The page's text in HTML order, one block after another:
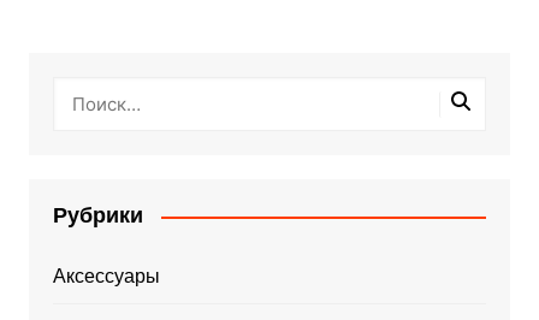
Рубрики
Аксессуары